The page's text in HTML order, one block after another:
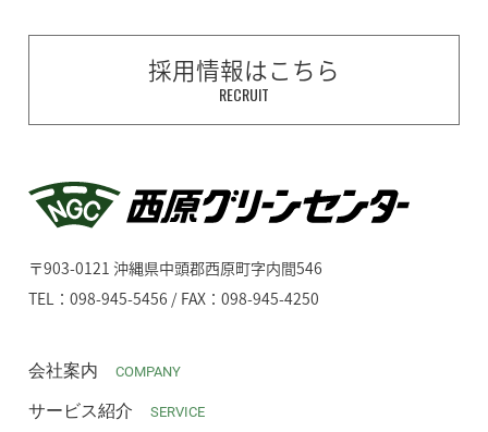
採用情報はこちら
RECRUIT
〒903-0121 沖縄県中頭郡西原町字内間546
TEL：098-945-5456 / FAX：098-945-4250
会社案内 COMPANY
サービス紹介 SERVICE